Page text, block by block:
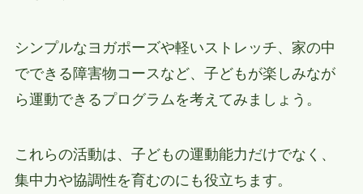
シンプルなヨガポーズや軽いストレッチ、家の中
でできる障害物コースなど、子どもが楽しみなが
ら運動できるプログラムを考えてみましょう。
これらの活動は、子どもの運動能力だけでなく、
集中力や協調性を育むのにも役立ちます。